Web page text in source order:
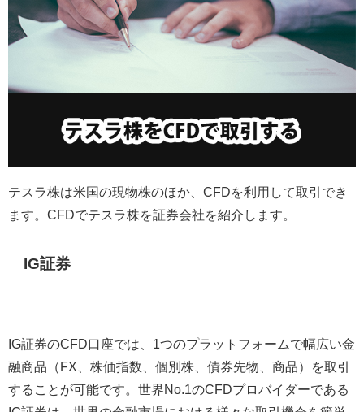
テスラ株は米国の現物株のほか、 CFDを利用して取引でき
ます。 CFDでテスラ株を証券会社を紹介します。
IG証券
IG証券のCFD口座では、 1つのプラットフォームで幅広い金
融商品（ FX 、株価指数、個別株、債券先物、商品）を取引
することが可能です。世界No.1のCFDプロバイダーである